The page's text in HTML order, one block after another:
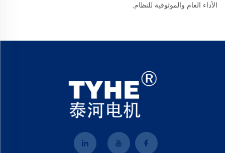
الأداء العام والموثوقية للنظام.